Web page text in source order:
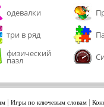
одевалки
три в ряд
физический
пазл
| Игры по ключевым словам |